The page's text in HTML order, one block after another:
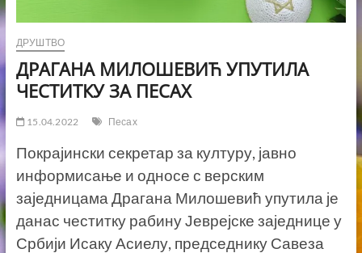
ДРУШТВО
ДРАГАНА МИЛОШЕВИЋ УПУТИЛА
ЧЕСТИТКУ ЗА ПЕСАХ
15.04.2022 Песах
Покрајински секретар за културу, јавно
информисање и односе с верским
заједницама Драгана Милошевић упутила је
данас честитку рабину Јеврејске заједнице у
Србији Исаку Асиелу, председнику Савеза